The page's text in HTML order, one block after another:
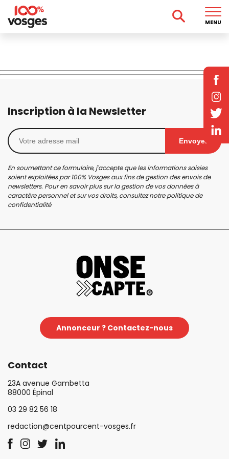
Inscription à la Newsletter
Envoyer
En soumettant ce formulaire, j'accepte que les informations saisies
soient exploitées par 100% Vosges aux fins de gestion des envois de
newsletters. Pour en savoir plus sur la gestion de vos données à
caractère personnel et sur vos droits, consultez notrepolitique de
confidentialité
Annonceur ? Contactez-nous
Contact
23A avenue Gambetta
88000 Épinal
03 29 82 56 18
redaction@centpourcent-vosges.fr
MENU